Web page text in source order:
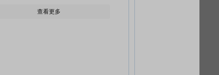
查看更多